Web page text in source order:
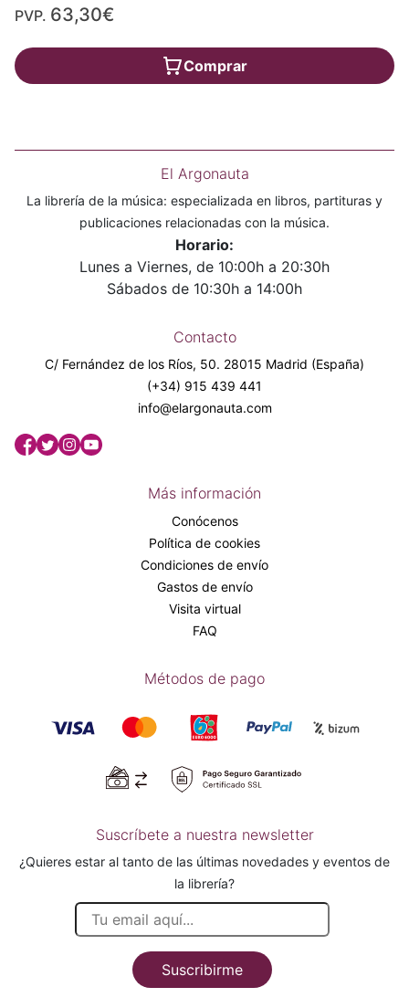
PVP. 63,30€
Comprar
El Argonauta
La librería de la música: especializada en libros, partituras y
publicaciones relacionadas con la música.
Horario:
Lunes a Viernes, de 10:00h a 20:30h
Sábados de 10:30h a 14:00h
Contacto
C/ Fernández de los Ríos, 50. 28015 Madrid (España)
(+34) 915 439 441
info@elargonauta.com
Más información
Conócenos
Política de cookies
Condiciones de envío
Gastos de envío
Visita virtual
FAQ
Métodos de pago
Suscríbete a nuestra newsletter
¿Quieres estar al tanto de las últimas novedades y eventos de
la librería?
Suscribirme